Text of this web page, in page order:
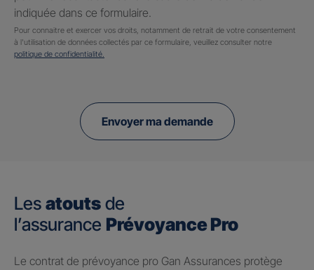
indiquée dans ce formulaire.
Pour connaitre et exercer vos droits, notamment de retrait de votre consentement
à l'utilisation de données collectés par ce formulaire, veuillez consulter notre
politique de confidentialité.
Envoyer ma demande
Les atouts de
l’assurance Prévoyance Pro
Le contrat de prévoyance pro Gan Assurances protège